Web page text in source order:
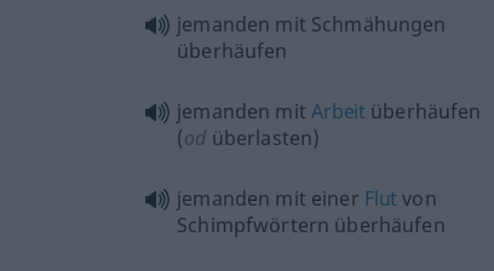
jemanden mit Schmähungen
überhäufen
jemanden mit Arbeit überhäufen
(od überlasten)
jemanden mit einer Flut von
Schimpfwörtern überhäufen